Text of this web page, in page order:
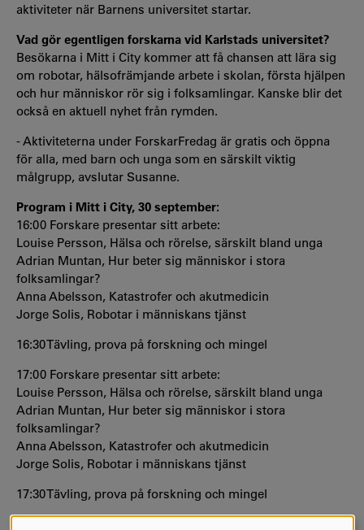
aktiviteter när Barnens universitet startar.
Vad gör egentligen forskarna vid Karlstads universitet?
Besökarna i Mitt i City kommer att få chansen att lära sig
om robotar, hälsofrämjande arbete i skolan, första hjälpen
och hur människor rör sig i folksamlingar. Kanske blir det
också en aktuell nyhet från rymden.
- Aktiviteterna under ForskarFredag är gratis och öppna
för alla, med barn och unga som en särskilt viktig
målgrupp, avslutar Susanne.
Program i Mitt i City, 30 september:
16:00 Forskare presentar sitt arbete:
Louise Persson, Hälsa och rörelse, särskilt bland unga
Adrian Muntan, Hur beter sig människor i stora
folksamlingar?
Anna Abelsson, Katastrofer och akutmedicin
Jorge Solis, Robotar i människans tjänst
16:30 Tävling, prova på forskning och mingel
17:00 Forskare presentar sitt arbete:
Louise Persson, Hälsa och rörelse, särskilt bland unga
Adrian Muntan, Hur beter sig människor i stora
folksamlingar?
Anna Abelsson, Katastrofer och akutmedicin
Jorge Solis, Robotar i människans tjänst
17:30 Tävling, prova på forskning och mingel